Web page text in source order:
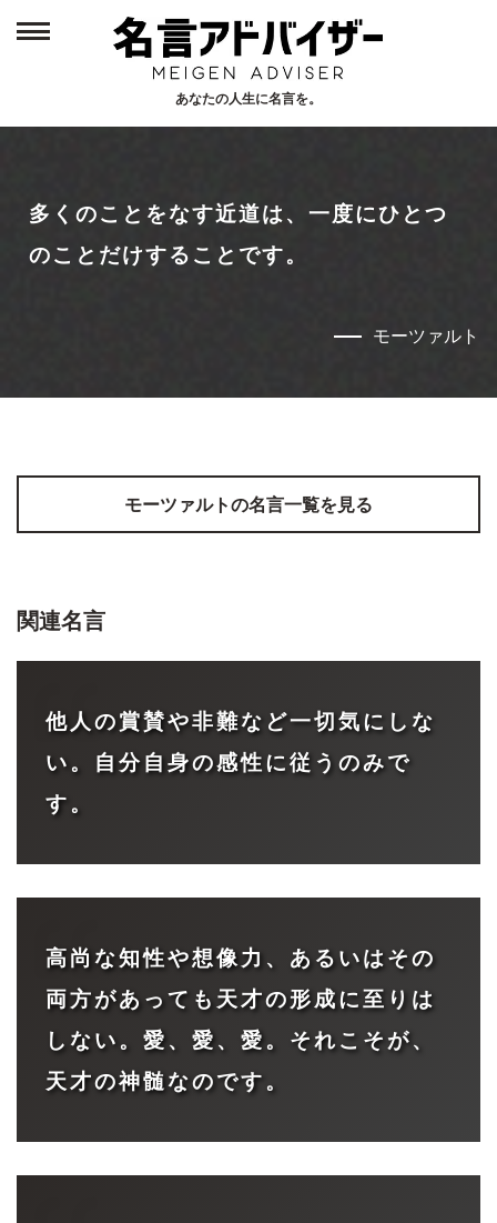
あなたの人生に名言を。
1 Home
2 New
新着名言
多くのことをなす近道は、一度にひとつ
のことだけすることです。
モーツァルト
モーツァルトの名言一覧を見る
関連名言
他人の賞賛や非難など一切気にしな
い。自分自身の感性に従うのみで
す。
高尚な知性や想像力、あるいはその
両方があっても天才の形成に至りは
しない。愛、愛、愛。それこそが、
天才の神髄なのです。